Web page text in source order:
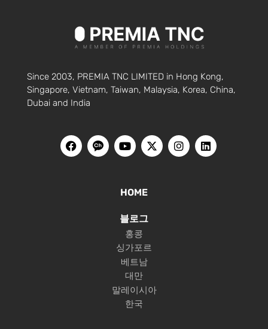
Since 2003, PREMIA TNC LIMITED in Hong Kong,
Singapore, Vietnam, Taiwan, Malaysia, Korea, China,
Dubai and India
HOME
블로그
홍콩
싱가포르
베트남
대만
말레이시아
한국